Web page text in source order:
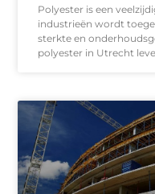
Polyester is een
industrieën wordt
sterkte en
polyester in Utrecht